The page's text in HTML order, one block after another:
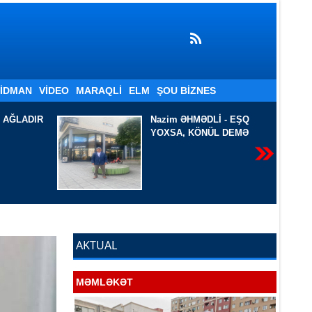
İDMAN VIDEO MARAQLI ELM ŞOU BIZNES
- EŞQ
QARA DƏNİZ SAHİLİNDƏ
AKTUAL
MƏMLƏKƏT